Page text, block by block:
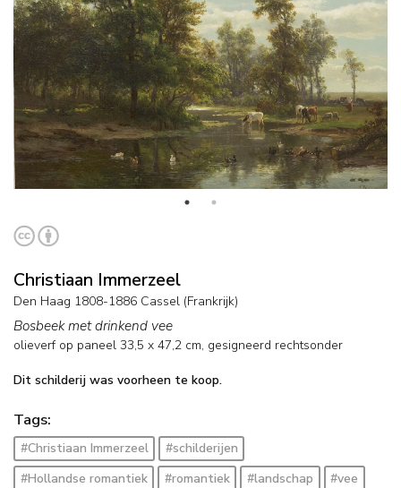
Christiaan Immerzeel
Den Haag 1808-1886 Cassel (Frankrijk)
Bosbeek met drinkend vee
olieverf op paneel 33,5 x 47,2 cm, gesigneerd rechtsonder
Dit schilderij was voorheen te koop.
Tags:
#Christiaan Immerzeel
#schilderijen
#Hollandse romantiek
#romantiek #landschap
#vee